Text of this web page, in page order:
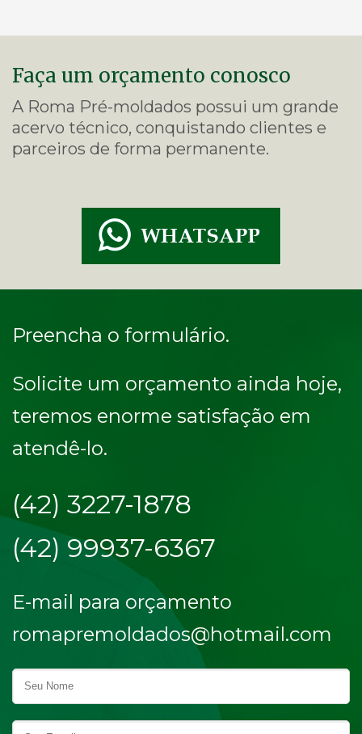
Faça um orçamento conosco
A Roma Pré-moldados possui um grande
acervo técnico, conquistando clientes e
parceiros de forma permanente.
Preencha o formulário.
Solicite um orçamento ainda hoje,
teremos enorme satisfação em
atendê-lo.
(42) 3227-1878
(42) 99937-6367
E-mail para orçamento
romapremoldados@hotmail.com